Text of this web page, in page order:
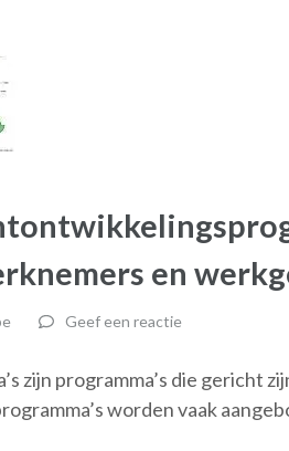
en
Geef een reactie
zijn programma’s die gericht
worden vaak